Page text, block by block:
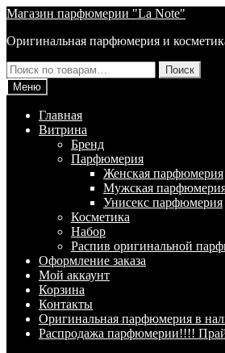
Перейти
навигации
Перейти
содержимому
Магазин парфюмерии "La Note"
Оригинальная парфюмерия и
Искать:
Поиск
Меню
Главная
Витрина
Брeнд
Парфюмерия
Женская парфюмерия
Мужская
Унисекс парфюмерия
Косметика
Набор
Распив оригинальной
Оформление заказа
Мой аккаунт
Корзина
Контакты
Оригинальная парфюмерия в
Распродажа парфюмерии!!!!